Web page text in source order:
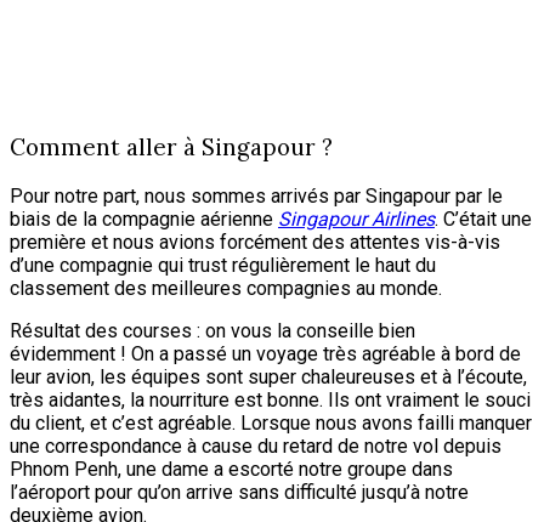
Comment aller à Singapour ?
Pour notre part, nous sommes arrivés par Singapour par le
biais de la compagnie aérienne Singapour Airlines. C’était une
première et nous avions forcément des attentes vis-à-vis
d’une compagnie qui trust régulièrement le haut du
classement des meilleures compagnies au monde.
Résultat des courses : on vous la conseille bien
évidemment ! On a passé un voyage très agréable à bord de
leur avion, les équipes sont super chaleureuses et à l’écoute,
très aidantes, la nourriture est bonne. Ils ont vraiment le souci
du client, et c’est agréable. Lorsque nous avons failli manquer
une correspondance à cause du retard de notre vol depuis
Phnom Penh, une dame a escorté notre groupe dans
l’aéroport pour qu’on arrive sans difficulté jusqu’à notre
deuxième avion.